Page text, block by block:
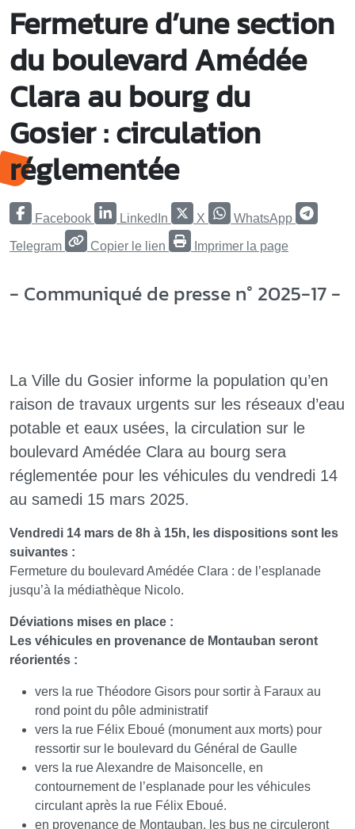
Fermeture d’une section
du boulevard Amédée
Clara au bourg du
Gosier : circulation
réglementée
Facebook LinkedIn X WhatsApp
Telegram Copier le lien Imprimer la page
- Communiqué de presse n° 2025-17 -
La Ville du Gosier informe la population qu’en
raison de travaux urgents sur les réseaux d’eau
potable et eaux usées, la circulation sur le
boulevard Amédée Clara au bourg sera
réglementée pour les véhicules du vendredi 14
au samedi 15 mars 2025.
Vendredi 14 mars de 8h à 15h, les dispositions sont les
suivantes :
Fermeture du boulevard Amédée Clara : de l’esplanade
jusqu’à la médiathèque Nicolo.
Déviations mises en place :
Les véhicules en provenance de Montauban seront
réorientés :
vers la rue Théodore Gisors pour sortir à Faraux au
rond point du pôle administratif
vers la rue Félix Eboué (monument aux morts) pour
ressortir sur le boulevard du Général de Gaulle
vers la rue Alexandre de Maisoncelle, en
contournement de l’esplanade pour les véhicules
circulant après la rue Félix Eboué.
en provenance de Montauban, les bus ne circuleront